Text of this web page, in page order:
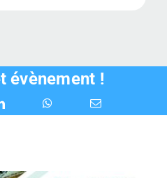
évènement !